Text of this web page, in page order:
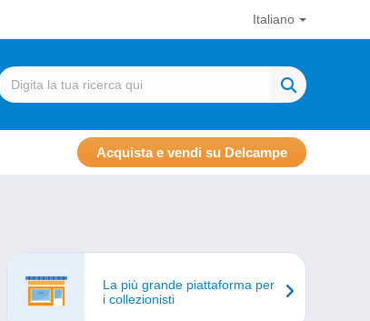
Italiano
Acquista e vendi su Delcampe
La più grande piattaforma per
i collezionisti